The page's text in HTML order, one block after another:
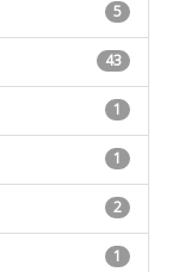
5
43
1
1
2
1